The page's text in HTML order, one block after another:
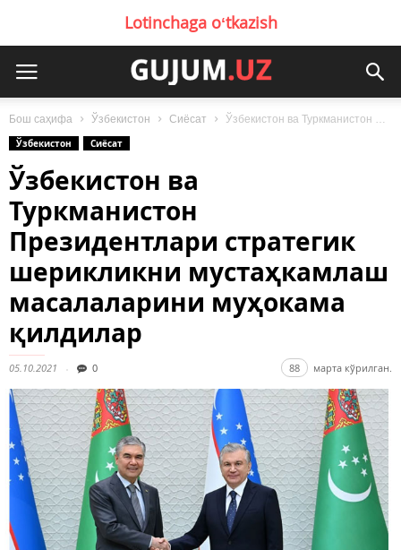
Lotinchaga oʻtkazish
Бош саҳифа Ўзбекистон Сиёсат
Ўзбекистон ва Туркманистон Президентлари стратегик шерикликни мустаҳкамлаш масалаларини муҳокама қилдилар
Ўзбекистон
Сиёсат
Ўзбекистон ва
Туркманистон
Президентлари стратегик
шерикликни мустаҳкамлаш
масалаларини муҳокама
қилдилар
05.10.2021 0 88 марта кўрилган.